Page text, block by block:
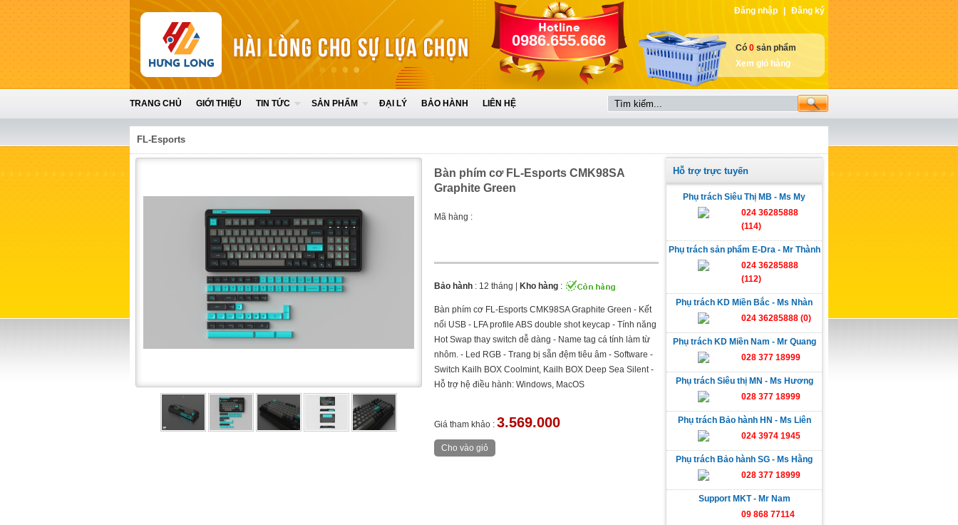
Đăng nhập Đăng ký
0986.655.666 Có 0 sản phẩm
Xem giỏ hàng
TRANG CHỦ GIỚI THIỆU TIN TỨC SẢN PHẨM ĐẠI LÝ BẢO HÀNH LIÊN HỆ
FL-Esports
Hỗ trợ trực tuyến
Phụ trách Siêu Thị MB - Ms My
024 36285888
(114)
Phụ trách sản phẩm E-Dra - Mr Thành
024 36285888
(112)
Phụ trách KD Miền Bắc - Ms Nhàn
024 36285888 (0)
Phụ trách KD Miền Nam - Mr Quang
028 377 18999
Phụ trách Siêu thị MN - Ms Hương
028 377 18999
Phụ trách Bảo hành HN - Ms Liên
024 3974 1945
Phụ trách Bảo hành SG - Ms Hằng
028 377 18999
Support MKT - Mr Nam
09 868 77114
Bàn phím cơ FL-Esports CMK98SA
Graphite Green
Mã hàng :
Bảo hành : 12 tháng | Kho hàng :
Bàn phím cơ FL-Esports CMK98SA Graphite Green - Kết
nối USB - LFA profile ABS double shot keycap - Tính năng
Hot Swap thay switch dễ dàng - Name tag cá tính làm từ
nhôm. - Led RGB - Trang bị sẵn đệm tiêu âm - Software -
Switch Kailh BOX Coolmint, Kailh BOX Deep Sea Silent -
Hỗ trợ hệ điều hành: Windows, MacOS
Giá tham khảo : 3.569.000